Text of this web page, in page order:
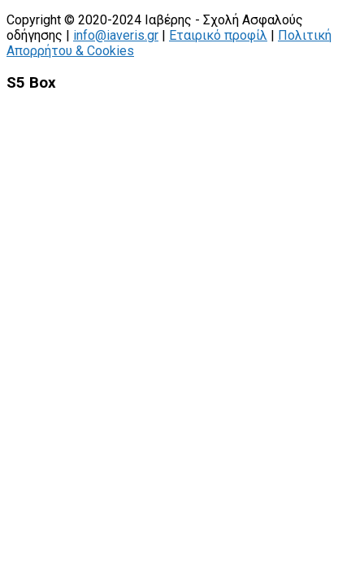
Copyright © 2020-2024 Ιαβέρης - Σχολή Ασφαλούς
οδήγησης | info@iaveris.gr | Εταιρικό προφίλ | Πολιτική
Απορρήτου & Cookies
S5 Box